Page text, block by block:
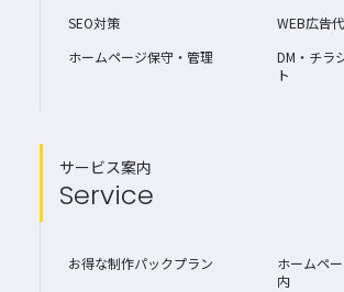
SEO対策
WEB広告
ホームページ保守・管理
DM・チラ
ト
サービス案内
Service
お得な制作パックプラン
ホームペ
内